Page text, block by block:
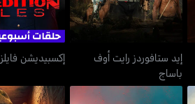
إيد ستافوردز رايت أوف
باساج
إكسبيديشن فايلز